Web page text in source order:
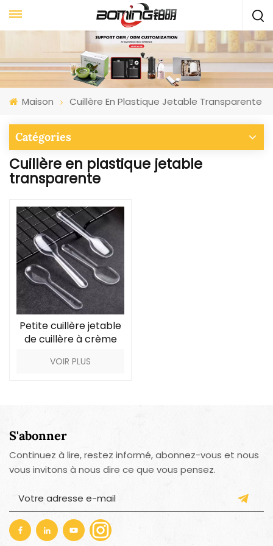
Maison Cuillère En Plastique Jetable Transparente
Catégories
Cuillère en plastique jetable
transparente
Petite cuillère jetable
de cuillère à crème
picoseconde 8.5cm
VOIR PLUS
S'abonner
Continuez à lire, restez informé, abonnez-vous et nous
vous invitons à nous dire ce que vous pensez.